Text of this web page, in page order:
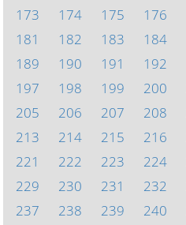
173
174 175 176
181
182 183 184
189
190 191 192
197
198 199 200
205
206 207 208
213
214 215 216
221
222 223 224
229
230 231 232
237
238 239 240